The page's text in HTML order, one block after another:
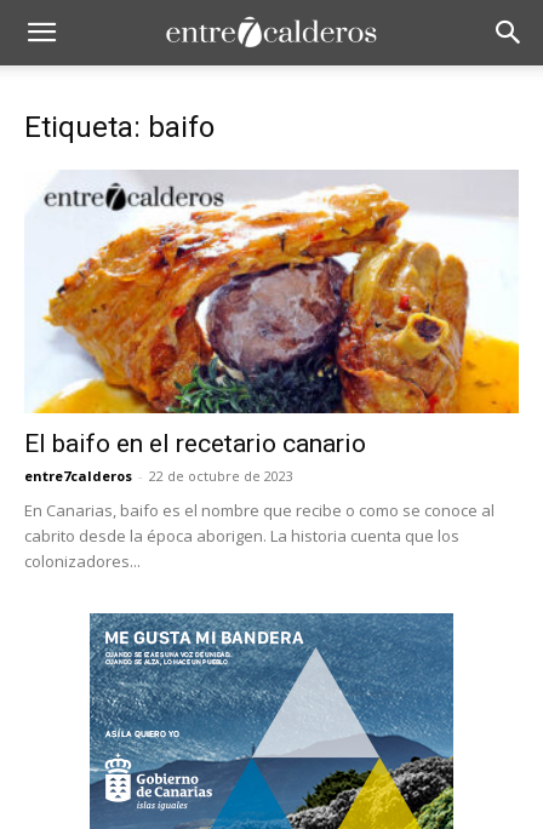
Etiqueta: baifo
El baifo en el recetario canario
entre7calderos - 22 de octubre de 2023
En Canarias, baifo es el nombre que recibe o como se conoce al
cabrito desde la época aborigen. La historia cuenta que los
colonizadores...